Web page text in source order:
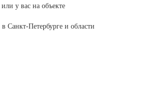
или у вас на объекте
в Санкт-Петербурге и области